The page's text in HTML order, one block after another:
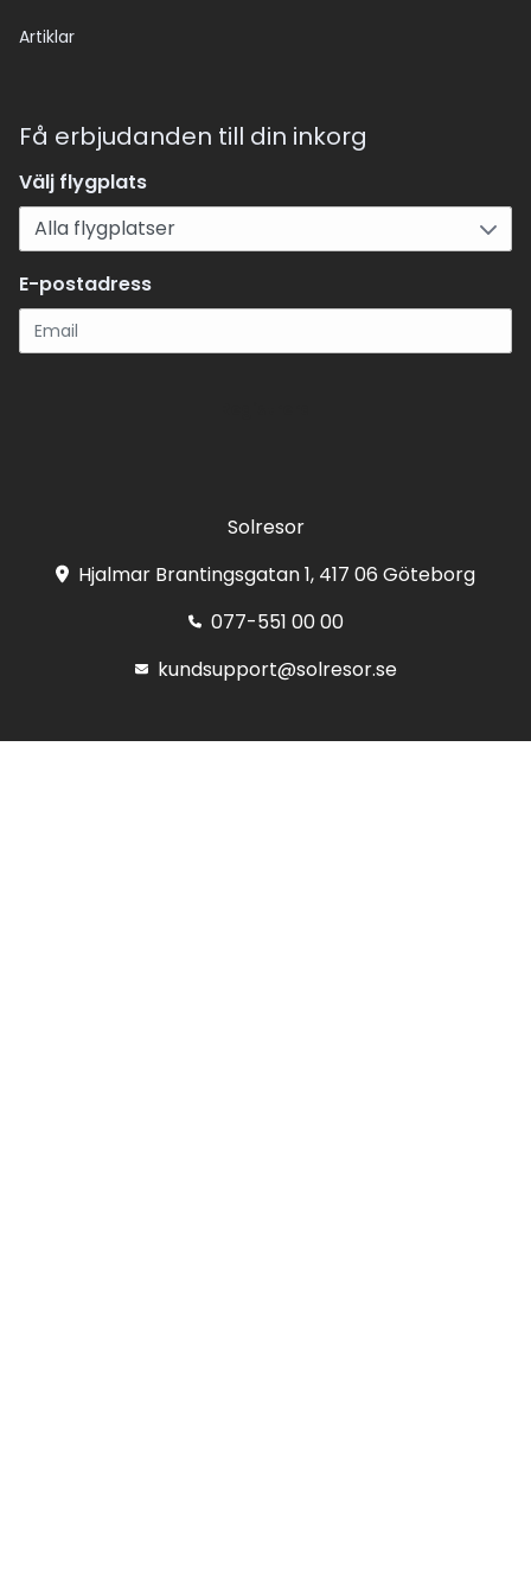
Artiklar
Få erbjudanden till din inkorg
Välj flygplats
E-postadress
Solresor
Hjalmar Brantingsgatan 1, 417 06 Göteborg
077-551 00 00
kundsupport@solresor.se